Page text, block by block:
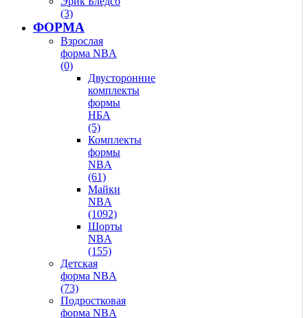
(3)
ФОРМА
Взрослая
форма NBA
(0)
Двусторонние
комплекты
формы
НБА
(5)
Комплекты
формы
NBA
(61)
Майки
NBA
(1092)
Шорты
NBA
(155)
Детская
форма NBA
(73)
Подростковая
форма NBA